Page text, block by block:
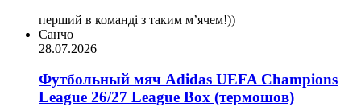
перший в команді з таким мʼячем!))
Санчо
28.07.2026
Футбольный мяч Adidas UEFA Champions
League 26/27 League Box (термошов)